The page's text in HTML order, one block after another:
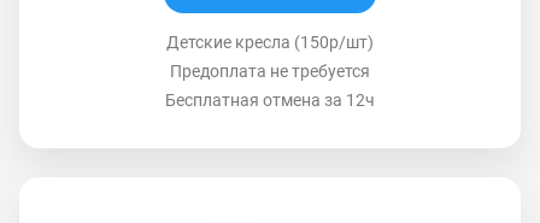
Детские кресла (150р/шт)
Предоплата не требуется
Бесплатная отмена за 12ч